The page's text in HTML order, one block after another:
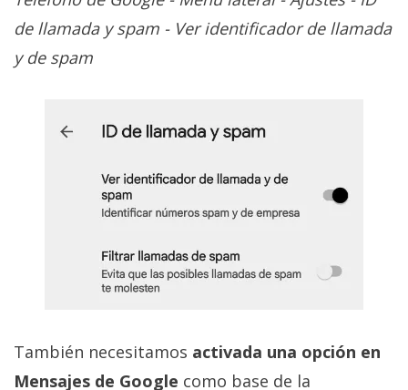
de llamada y spam - Ver identificador de llamada
y de spam
También necesitamos activada una opción en
Mensajes de Google como base de la